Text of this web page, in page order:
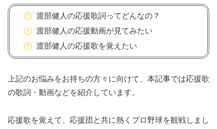
渡部健人の応援歌詞ってどんなの？
渡部健人の応援動画が見てみたい
渡部健人の応援歌を覚えたい
上記のお悩みをお持ちの方々に向けて、本記事では応援歌
の歌詞・動画などを紹介しています。
応援歌を覚えて、応援団と共に熱くプロ野球を観戦しまし